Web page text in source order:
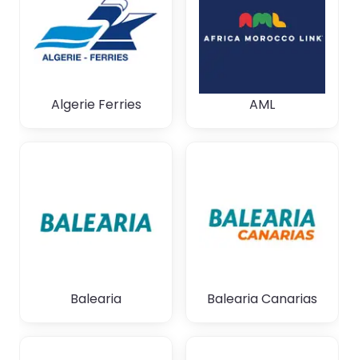
Algerie Ferries AML
Balearia Balearia Canarias